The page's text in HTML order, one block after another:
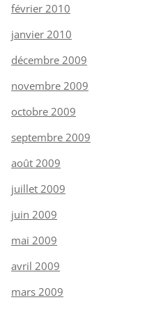
février 2010
janvier 2010
décembre 2009
novembre 2009
octobre 2009
septembre 2009
août 2009
juillet 2009
juin 2009
mai 2009
avril 2009
mars 2009